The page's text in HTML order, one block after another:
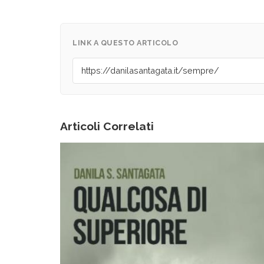
LINK A QUESTO ARTICOLO
Articoli Correlati